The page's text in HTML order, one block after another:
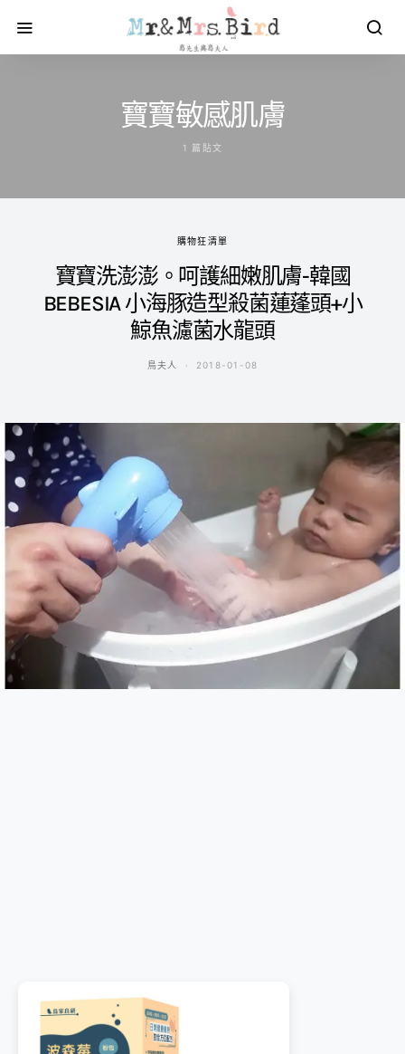
寶寶敏感肌膚
1 篇貼文
購物狂清單
寶寶洗澎澎。呵護細嫩肌膚-韓國
BEBESIA 小海豚造型殺菌蓮蓬頭+小
鯨魚濾菌水龍頭
鳥夫人 2018-01-08